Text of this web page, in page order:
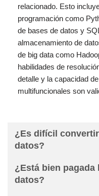
relacionado. Esto
programación como
de bases de datos y
almacenamiento de
de big data como
habilidades de
detalle y la capacidad
multifuncionales son
¿Es difícil
datos?
¿Está bien pagada
datos?